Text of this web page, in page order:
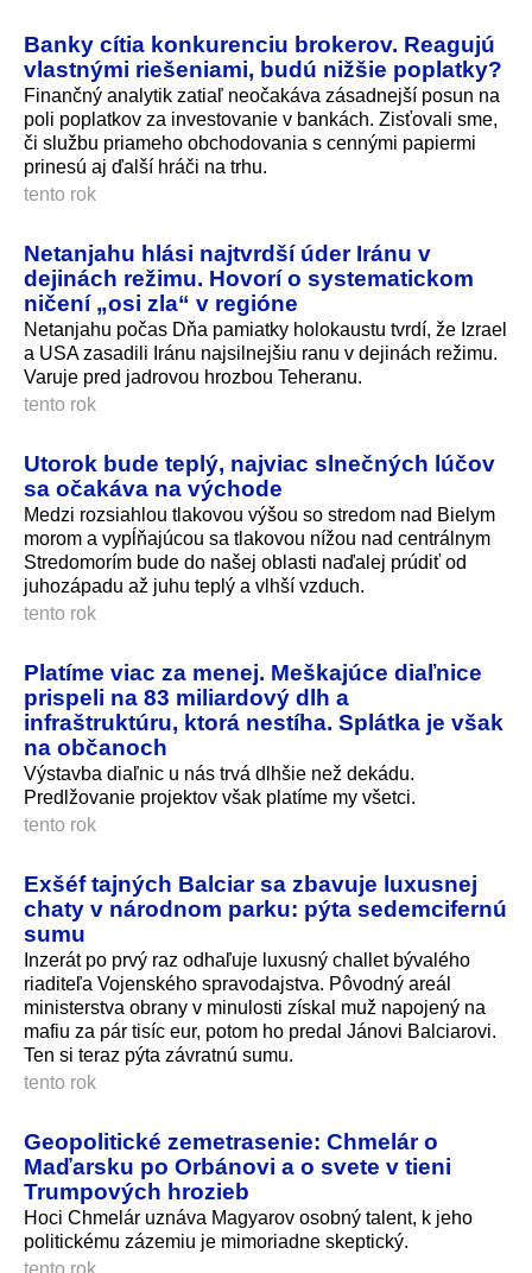
Banky cítia konkurenciu brokerov. Reagujú
vlastnými riešeniami, budú nižšie poplatky?
Finančný analytik zatiaľ neočakáva zásadnejší posun na
poli poplatkov za investovanie v bankách. Zisťovali sme,
či službu priameho obchodovania s cennými papiermi
prinesú aj ďalší hráči na trhu.
tento rok
Netanjahu hlási najtvrdší úder Iránu v
dejinách režimu. Hovorí o systematickom
ničení „osi zla“ v regióne
Netanjahu počas Dňa pamiatky holokaustu tvrdí, že Izrael
a USA zasadili Iránu najsilnejšiu ranu v dejinách režimu.
Varuje pred jadrovou hrozbou Teheranu.
tento rok
Utorok bude teplý, najviac slnečných lúčov
sa očakáva na východe
Medzi rozsiahlou tlakovou výšou so stredom nad Bielym
morom a vypĺňajúcou sa tlakovou nížou nad centrálnym
Stredomorím bude do našej oblasti naďalej prúdiť od
juhozápadu až juhu teplý a vlhší vzduch.
tento rok
Platíme viac za menej. Meškajúce diaľnice
prispeli na 83 miliardový dlh a
infraštruktúru, ktorá nestíha. Splátka je však
na občanoch
Výstavba diaľnic u nás trvá dlhšie než dekádu.
Predlžovanie projektov však platíme my všetci.
tento rok
Exšéf tajných Balciar sa zbavuje luxusnej
chaty v národnom parku: pýta sedemcifernú
sumu
Inzerát po prvý raz odhaľuje luxusný challet bývalého
riaditeľa Vojenského spravodajstva. Pôvodný areál
ministerstva obrany v minulosti získal muž napojený na
mafiu za pár tisíc eur, potom ho predal Jánovi Balciarovi.
Ten si teraz pýta závratnú sumu.
tento rok
Geopolitické zemetrasenie: Chmelár o
Maďarsku po Orbánovi a o svete v tieni
Trumpových hrozieb
Hoci Chmelár uznáva Magyarov osobný talent, k jeho
politickému zázemiu je mimoriadne skeptický.
tento rok